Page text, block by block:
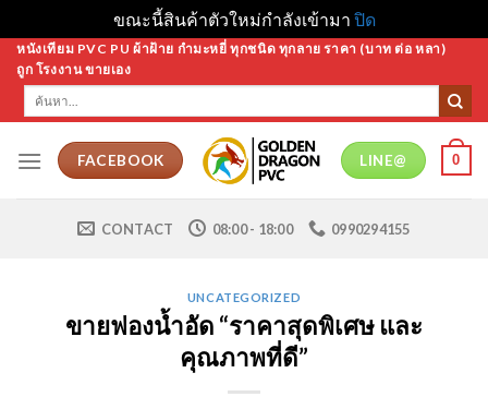
ขณะนี้สินค้าตัวใหม่กำลังเข้ามา ปิด
Skip
content
หนังเทียม PVC PU ผ้าฝ้าย กำมะหยี่ ทุกชนิด ทุกลาย ราคา (บาท ต่อ หลา)
ถูก โรงงาน ขายเอง
ค้นหา:
FACEBOOK LINE@ 0
CONTACT 08:00 - 18:00 0990294155
UNCATEGORIZED
ขายฟองน้ำอัด “ราคาสุดพิเศษ และ
คุณภาพที่ดี”